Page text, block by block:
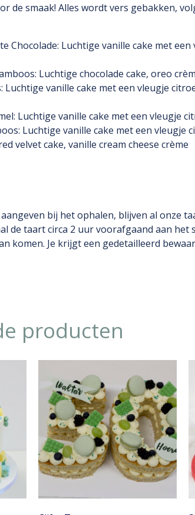
de smaak! Alles wordt vers gebakken,
Chocolade: Luchtige vanille cake met
Luchtige chocolade cake, oreo
Luchtige vanille cake met een vleugje
Luchtige vanille cake met een vleugje
Luchtige vanille cake met een
velvet cake, vanille cream cheese crème
bij het ophalen, blijven al onze
de taart circa 2 uur voorafgaand aan
komen. Je krijgt een gedetailleerd
producten